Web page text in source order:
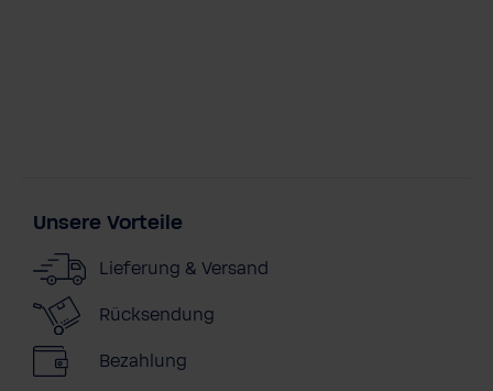
Unsere Vorteile
Lieferung & Versand
Rücksendung
Bezahlung